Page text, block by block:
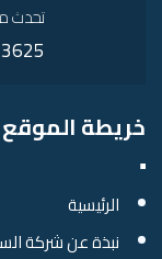
تحدث
3625 483 53 966+
خريطة الموقع
الرئيسية
نبذة عن شركة